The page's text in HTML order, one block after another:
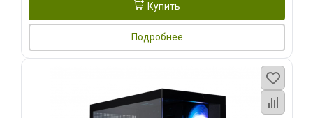
Купить
Подробнее